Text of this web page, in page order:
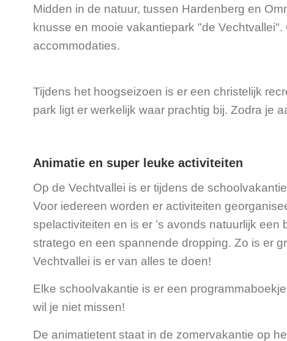
Midden in de natuur, tussen Hardenberg en
knusse en mooie vakantiepark "de
accommodaties.
Tijdens het hoogseizoen is er een christelijk
park ligt er werkelijk waar prachtig bij. Zodra je
Animatie en super leuke activiteiten
Op de Vechtvallei is er tijdens de
Voor iedereen worden er activiteiten
spelactiviteiten en is er ’s avonds natuurlijk
stratego en een spannende dropping. Zo is er
Vechtvallei is er van alles te doen!
Elke schoolvakantie is er een
wil je niet missen!
De animatietent staat in de zomervakantie op